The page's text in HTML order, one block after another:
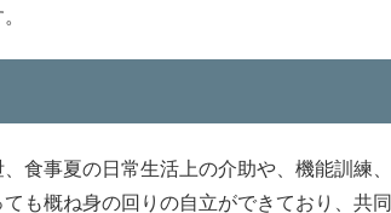
食事夏の日常生活上の介助や、機能訓練
も概ね身の回りの自立ができており、共